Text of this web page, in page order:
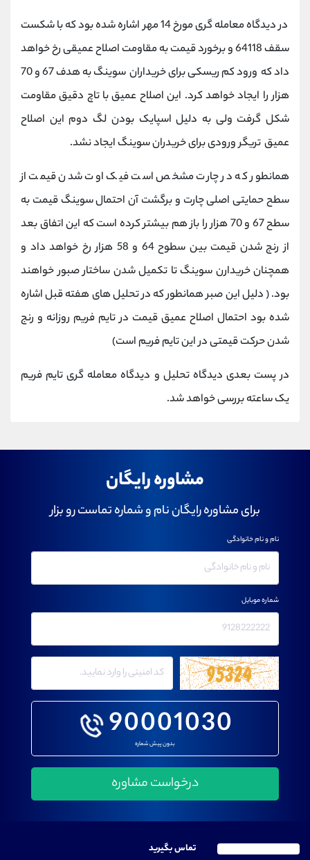
در دیدگاه معامله گری مورخ 14 مهر اشاره شده بود که با شکست
سقف 64118 و برخورد قیمت به مقاومت اصلاح عمیقی رخ خواهد
داد که ورود کم ریسکی برای خریداران سوینگ به هدف 67 و 70
هزار را ایجاد خواهد کرد. این اصلاح عمیق با تاچ دقیق مقاومت
شکل گرفت ولی به دلیل اسپایک بودن لگ دوم این اصلاح
عمیق تریگر ورودی برای خریدران سوینگ ایجاد نشد.
همانطور که در چارت مشخص است فیک اوت شدن قیمت از
سطح حمایتی اصلی چارت و برگشت آن احتمال سوینگ قیمت به
سطح 67 و 70 هزار را باز هم بیشتر کرده است که این اتفاق بعد
از رنج شدن قیمت بین سطوح 64 و 58 هزار رخ خواهد داد و
همچنان خریدارن سوینگ تا تکمیل شدن ساختار صبور خواهند
بود. ( دلیل این صبر همانطور که در تحلیل های هفته قبل اشاره
شده بود احتمال اصلاح عمیق قیمت در تایم فریم روزانه و رنج
شدن حرکت قیمتی در این تایم فریم است)
در پست بعدی دیدگاه تحلیل و دیدگاه معامله گری تایم فریم
یک ساعته بررسی خواهد شد.
مشاوره رایگان
برای مشاوره رایگان نام و شماره تماست رو بزار
90001030
بدون پیش شماره
نام و نام خانوادگی
شماره موبایل
تماس بگیرید